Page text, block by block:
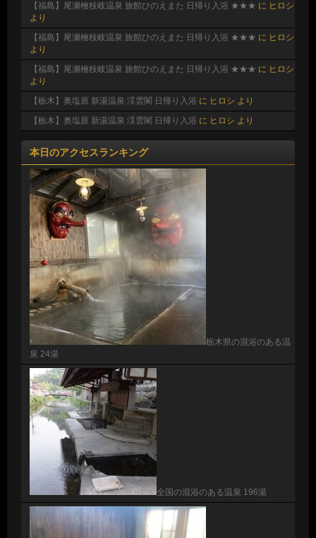
【福島】尾瀬檜枝岐温泉 旅館ひのえまた 日帰り入浴 ★★★ に ヒロシ
より
【福島】尾瀬檜枝岐温泉 旅館ひのえまた 日帰り入浴 ★★★ に ヒロシ
より
【福島】尾瀬檜枝岐温泉 旅館ひのえまた 日帰り入浴 ★★★ に ヒロシ
より
【栃木】奥塩原 新湯温泉 渓雲閣 日帰り入浴 に ヒロシ より
【栃木】奥塩原 新湯温泉 渓雲閣 日帰り入浴 に ヒロシ より
本日のアクセスランキング
栃木県の混浴のある温
泉 24湯
全国の混浴のある温泉 196湯